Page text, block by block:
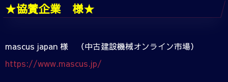
★協賛企業 様★
mascus japan 様 （中古建設機械オンライン市場）
https://www.mascus.jp/